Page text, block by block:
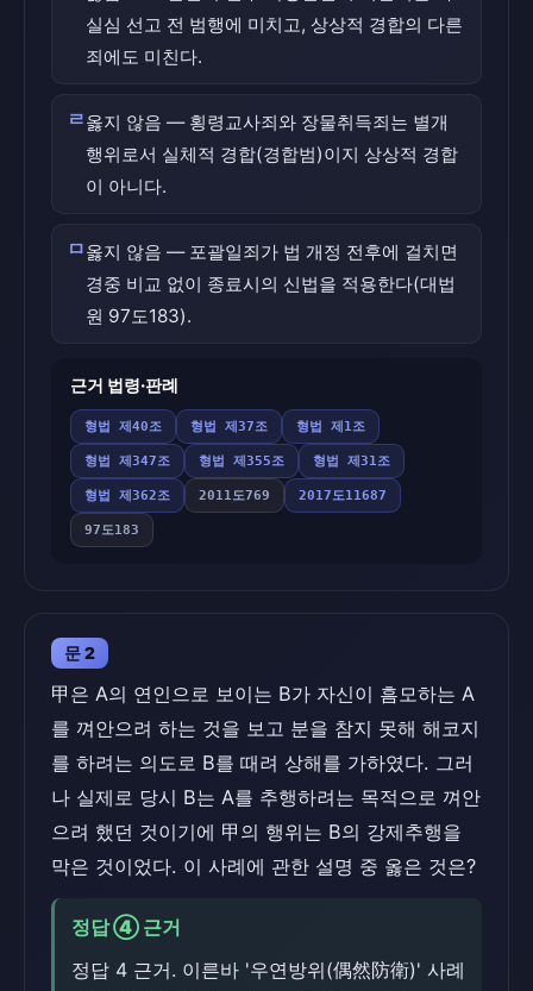
실심 선고 전 범행에 미치고, 상상적 경합의 다른
죄에도 미친다.
ㄹ옳지 않음 — 횡령교사죄와 장물취득죄는 별개
행위로서 실체적 경합(경합범)이지 상상적 경합
이 아니다.
ㅁ옳지 않음 — 포괄일죄가 법 개정 전후에 걸치면
경중 비교 없이 종료시의 신법을 적용한다(대법
원 97도183).
근거 법령·판례
형법 제40조 형법 제37조 형법 제1조
형법 제347조 형법 제355조 형법 제31조
형법 제362조 2011도769 2017도11687
97도183
문 2
甲은 A의 연인으로 보이는 B가 자신이 흠모하는 A
를 껴안으려 하는 것을 보고 분을 참지 못해 해코지
를 하려는 의도로 B를 때려 상해를 가하였다. 그러
나 실제로 당시 B는 A를 추행하려는 목적으로 껴안
으려 했던 것이기에 甲의 행위는 B의 강제추행을
막은 것이었다. 이 사례에 관한 설명 중 옳은 것은?
정답 ④ 근거
정답 4 근거. 이른바 '우연방위(偶然防衛)' 사례